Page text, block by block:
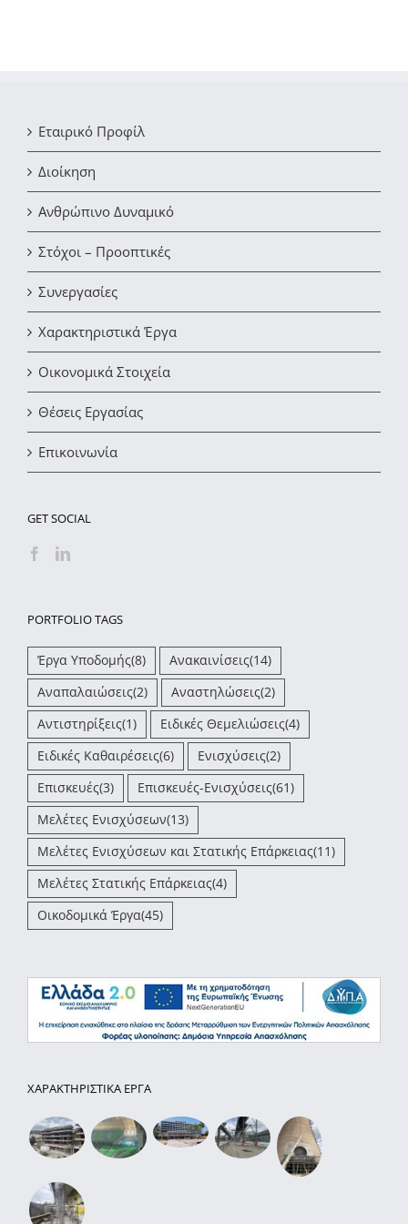
Εταιρικό Προφίλ
Διοίκηση
Ανθρώπινο Δυναμικό
Στόχοι – Προοπτικές
Συνεργασίες
Χαρακτηριστικά Έργα
Οικονομικά Στοιχεία
Θέσεις Εργασίας
Επικοινωνία
GET SOCIAL
PORTFOLIO TAGS
Έργα Υποδομής(8) Ανακαινίσεις(14)
Αναπαλαιώσεις(2) Αναστηλώσεις(2)
Αντιστηρίξεις(1) Ειδικές Θεμελιώσεις(4)
Ειδικές Καθαιρέσεις(6) Ενισχύσεις(2)
Επισκευές(3) Επισκευές-Ενισχύσεις(61)
Μελέτες Ενισχύσεων(13)
Μελέτες Ενισχύσεων και Στατικής Επάρκειας(11)
Μελέτες Στατικής Επάρκειας(4)
Οικοδομικά Έργα(45)
ΧΑΡΑΚΤΗΡΙΣΤΙΚΑ ΕΡΓΑ